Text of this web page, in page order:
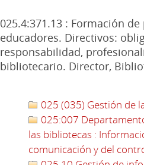
025.4:371.13 : Formación
educadores. Directivos:
responsabilidad,
bibliotecario. Director,
025 (035) Gestión de
025:007
las bibliotecas :
comunicación y del